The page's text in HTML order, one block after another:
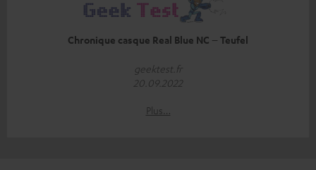
Chronique casque Real Blue NC – Teufel
geektest.fr
20.09.2022
Plus…